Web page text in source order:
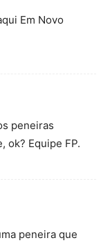
Em Novo
peneiras
ok? Equipe FP.
peneira que